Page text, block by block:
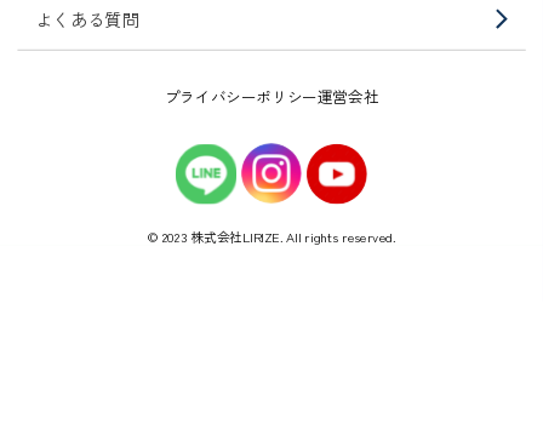
よくある質問
プライバシーポリシー運営会社
© 2023 株式会社LIRIZE. All rights reserved.